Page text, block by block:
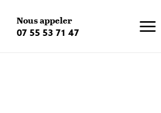
Nous appeler
07 55 53 71 47 ×